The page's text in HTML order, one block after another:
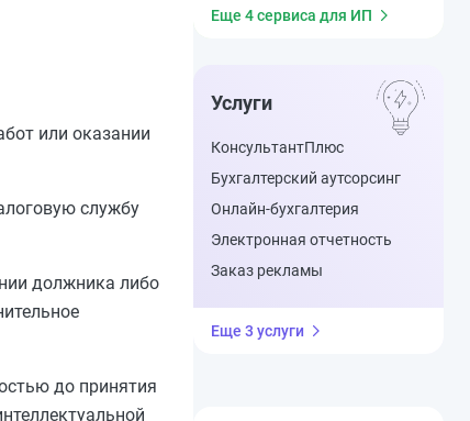
или оказании
службу
должника либо
до принятия
Еще 4 сервиса для ИП
Услуги
КонсультантПлюс
Бухгалтерский аутсорсинг
Онлайн-бухгалтерия
Электронная отчетность
Заказ рекламы
Еще 3 услуги